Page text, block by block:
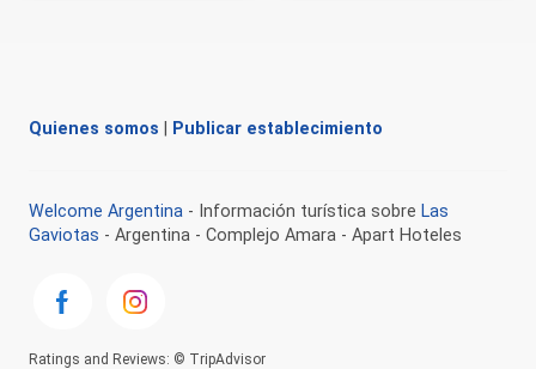
Quienes somos Publicar establecimiento
Welcome Argentina - Información turística sobre Las
Gaviotas - Argentina - Complejo Amara - Apart Hoteles
Ratings and Reviews: © TripAdvisor